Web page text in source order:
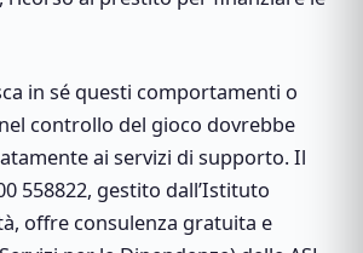
in sé questi comportamenti o
controllo del gioco dovrebbe
ai servizi di supporto. Il
558822, gestito dall’Istituto
offre consulenza gratuita e